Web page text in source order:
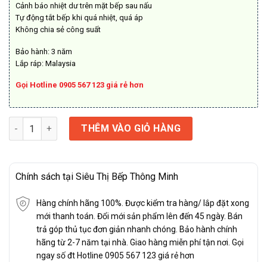
Cảnh báo nhiệt dư trên mặt bếp sau nấu
Tự động tắt bếp khi quá nhiệt, quá áp
Không chia sẻ công suất
Bảo hành: 3 năm
Lắp ráp: Malaysia
Gọi Hotline 0905 567 123 giá rẻ hơn
Bếp Điện Từ D'mestik ML986 DKT số lượng
THÊM VÀO GIỎ HÀNG
Chính sách tại Siêu Thị Bếp Thông Minh
Hàng chính hãng 100%. Được kiểm tra hàng/ lắp đặt xong
mới thanh toán. Đổi mới sản phẩm lên đến 45 ngày. Bán
trả góp thủ tục đơn giản nhanh chóng. Bảo hành chính
hãng từ 2-7 năm tại nhà. Giao hàng miễn phí tận nơi. Gọi
ngay số đt Hotline 0905 567 123 giá rẻ hơn